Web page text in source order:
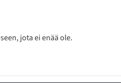
jota ei enää ole.